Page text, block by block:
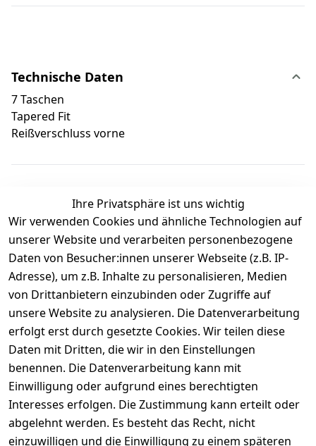
Technische Daten
7 Taschen
Tapered Fit
Reißverschluss vorne
Kundenbewertungen
Durchschnittliche Bewertung
0
Basierend auf 0 Bewertung(en)
Bewertung abgeben
5
( 0 )
4
( 0 )
3
( 0 )
2
( 0 )
1
( 0 )
Ihre Privatsphäre ist uns wichtig
Wir verwenden Cookies und ähnliche Technologien auf
unserer Website und verarbeiten personenbezogene
Daten von Besucher:innen unserer Webseite (z.B. IP-
Adresse), um z.B. Inhalte zu personalisieren, Medien
von Drittanbietern einzubinden oder Zugriffe auf
unsere Website zu analysieren. Die Datenverarbeitung
erfolgt erst durch gesetzte Cookies. Wir teilen diese
Daten mit Dritten, die wir in den Einstellungen
benennen. Die Datenverarbeitung kann mit
Einwilligung oder aufgrund eines berechtigten
Interesses erfolgen. Die Zustimmung kann erteilt oder
abgelehnt werden. Es besteht das Recht, nicht
einzuwilligen und die Einwilligung zu einem späteren